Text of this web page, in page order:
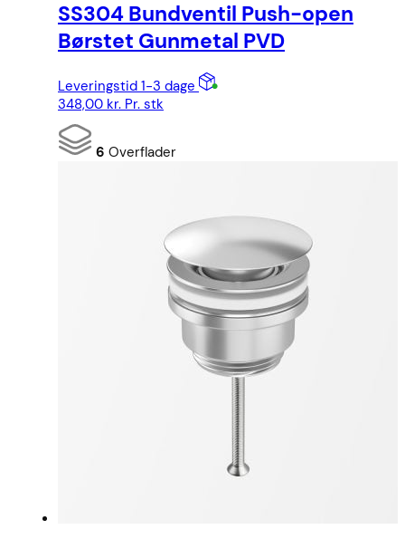
SS304 Bundventil Push-open
Børstet Gunmetal PVD
Leveringstid 1-3 dage
348,00 kr. Pr. stk
6 Overflader